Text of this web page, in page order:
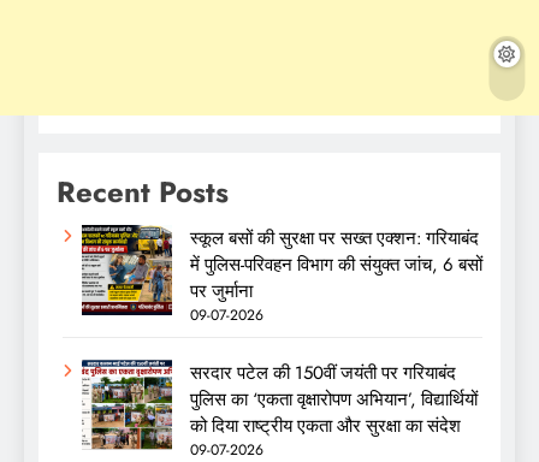
Recent Posts
स्कूल बसों की सुरक्षा पर सख्त एक्शन: गरियाबंद
में पुलिस-परिवहन विभाग की संयुक्त जांच, 6 बसों
पर जुर्माना
09-07-2026
सरदार पटेल की 150वीं जयंती पर गरियाबंद
पुलिस का ‘एकता वृक्षारोपण अभियान’, विद्यार्थियों
को दिया राष्ट्रीय एकता और सुरक्षा का संदेश
09-07-2026